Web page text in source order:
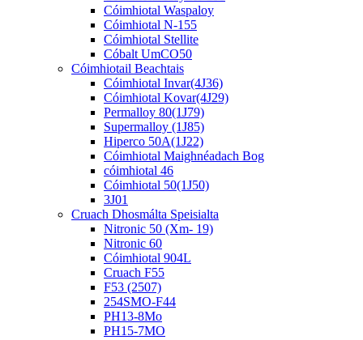
Cóimhiotal Waspaloy
Cóimhiotal N-155
Cóimhiotal Stellite
Cóbalt UmCO50
Cóimhiotail Beachtais
Cóimhiotal Invar(4J36)
Cóimhiotal Kovar(4J29)
Permalloy 80(1J79)
Supermalloy (1J85)
Hiperco 50A(1J22)
Cóimhiotal Maighnéadach Bog
cóimhiotal 46
Cóimhiotal 50(1J50)
3J01
Cruach Dhosmálta Speisialta
Nitronic 50 (Xm- 19)
Nitronic 60
Cóimhiotal 904L
Cruach F55
F53 (2507)
254SMO-F44
PH13-8Mo
PH15-7MO